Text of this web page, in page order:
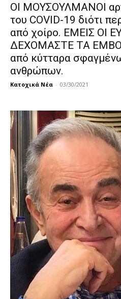
ΟΙ ΜΟΥΣΟΥΛΜΑΝΟΙ
του COVID-19 διότι
από χοίρο. ΕΜΕΙΣ ΟΙ
ΔΕΧΟΜΑΣΤΕ ΤΑ
από κύτταρα
ανθρώπων.
Κατοχικά Νέα - 03/30/2021